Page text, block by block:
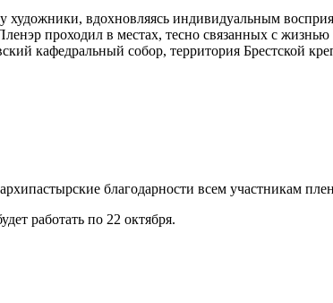
художники, вдохновляясь индивидуальным
проходил в местах, тесно связанных с
кафедральный собор, территория Брестской
благодарности всем участникам
работать по 22 октября.